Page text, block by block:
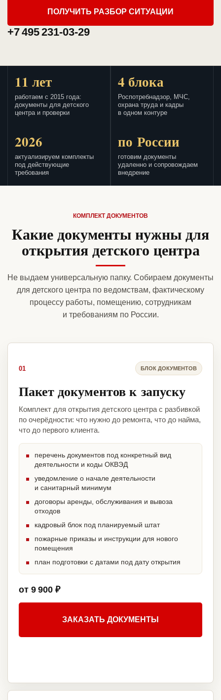
ПОЛУЧИТЬ РАЗБОР СИТУАЦИИ
+7 495 231-03-29
11 лет
работаем с 2015 года:
документы для детского
центра и проверки
4 блока
Роспотребнадзор, МЧС,
охрана труда и кадры
в одном контуре
2026
актуализируем комплекты
под действующие
требования
по России
готовим документы
удаленно и сопровождаем
внедрение
КОМПЛЕКТ ДОКУМЕНТОВ
Какие документы нужны для
открытия детского центра
Не выдаем универсальную папку. Собираем документы
для детского центра по ведомствам, фактическому
процессу работы, помещению, сотрудникам
и требованиям по России.
01 БЛОК ДОКУМЕНТОВ
Пакет документов к запуску
Комплект для открытия детского центра с разбивкой
по очерёдности: что нужно до ремонта, что до найма,
что до первого клиента.
перечень документов под конкретный вид
деятельности и коды ОКВЭД
уведомление о начале деятельности
и санитарный минимум
договоры аренды, обслуживания и вывоза
отходов
кадровый блок под планируемый штат
пожарные приказы и инструкции для нового
помещения
план подготовки с датами под дату открытия
от 9 900 ₽
ЗАКАЗАТЬ ДОКУМЕНТЫ